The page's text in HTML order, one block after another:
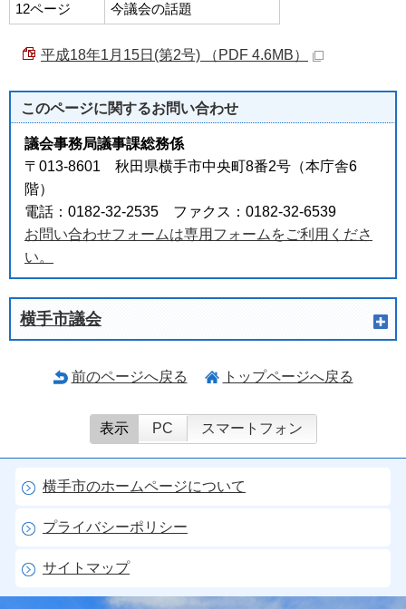
12ページ
今議会の話題
平成18年1月15日(第2号) （PDF 4.6MB）
このページに関するお問い合わせ
議会事務局議事課総務係
〒013-8601 秋田県横手市中央町8番2号（本庁舎6
階）
電話：0182-32-2535 ファクス：0182-32-6539
お問い合わせフォームは専用フォームをご利用くださ
い。
横手市議会
前のページへ戻る トップページへ戻る
表示 PC スマートフォン
横手市のホームページについて
プライバシーポリシー
サイトマップ